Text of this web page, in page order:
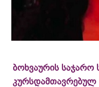
ბოხვაურის საჯარო